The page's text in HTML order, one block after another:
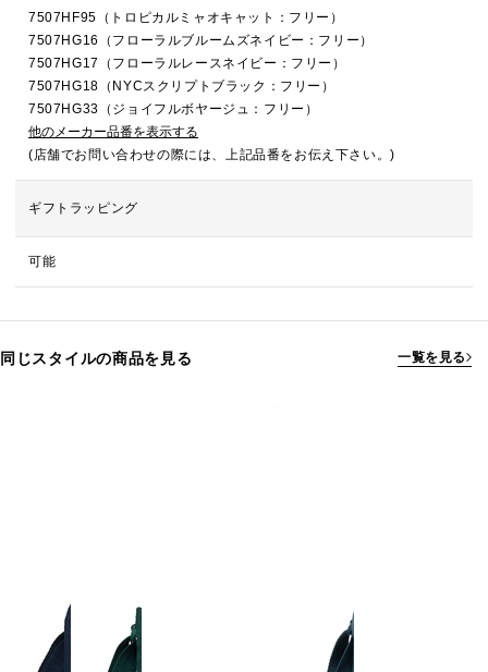
7507HF95（トロピカルミャオキャット：フリー）
7507HG16（フローラルブルームズネイビー：フリー）
7507HG17（フローラルレースネイビー：フリー）
7507HG18（NYCスクリプトブラック：フリー）
7507HG33（ジョイフルボヤージュ：フリー）
他のメーカー品番を表示する
(店舗でお問い合わせの際には、上記品番をお伝え下さい。)
ギフトラッピング
可能
同じスタイルの商品を見る 一覧を見る